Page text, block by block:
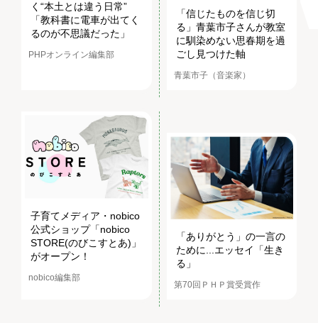
く“本土とは違う日常”
「教科書に電車が出てく
るのが不思議だった」
PHPオンライン編集部
「信じたものを信じ切
る」青葉市子さんが教室
に馴染めない思春期を過
ごし見つけた軸
青葉市子（音楽家）
子育てメディア・nobico
公式ショップ「nobico
STORE(のびこすとあ)」
がオープン！
nobico編集部
「ありがとう」の一言の
ために...エッセイ「生き
る」
第70回ＰＨＰ賞受賞作